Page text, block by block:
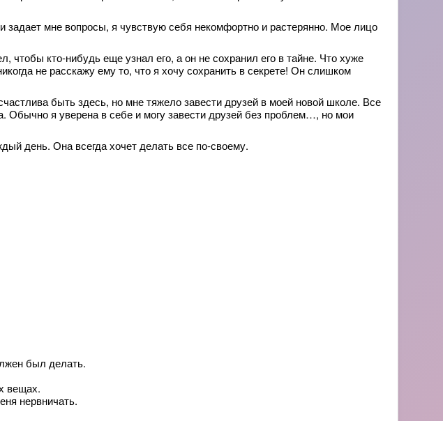
задает мне вопросы, я чувствую себя некомфортно и растерянно. Мое лицо
чтобы кто-нибудь еще узнал его, а он не сохранил его в тайне. Что хуже
не расскажу ему то, что я хочу сохранить в секрете! Он слишком
быть здесь, но мне тяжело завести друзей в моей новой школе. Все
Обычно я уверена в себе и могу завести друзей без проблем…, но мои
день. Она всегда хочет делать все по-своему.
был делать.
вещах.
нервничать.